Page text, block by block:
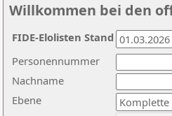
Willkommen bei den
Nachname
Ebene
Personennummer
FIDE-Elolisten Stand